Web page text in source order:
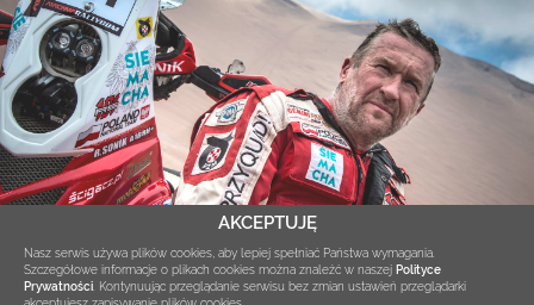
« Poprzednia
strona
1 2
AKCEPTUJĘ
Nasz serwis używa plików cookies, aby lepiej spełniać Państwa wymagania.
Szczegółowe informacje o plikach cookies można znaleźć w naszej Polityce
Prywatności Kontynuując przeglądanie serwisu bez zmian ustawień przeglądarki